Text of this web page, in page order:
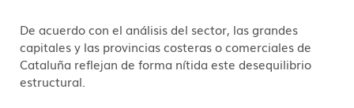
De acuerdo con el análisis del sector, las grandes
capitales y las provincias costeras o comerciales de
Cataluña reflejan de forma nítida este desequilibrio
estructural.